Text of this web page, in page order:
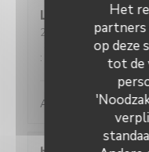
Het
partners
op deze
tot de
Louise
2026-05-25- 19:45 -
/5
:
Absolument parfait,